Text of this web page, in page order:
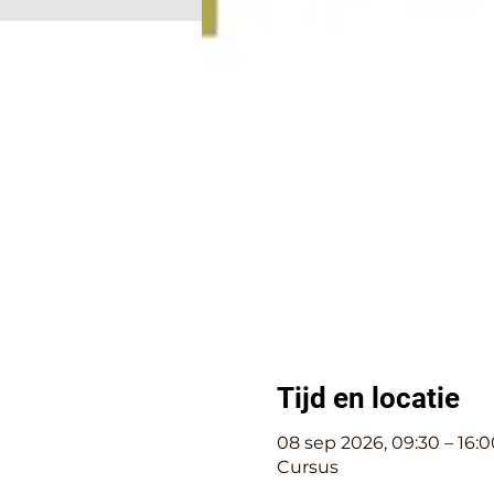
Tijd en locatie
08 sep 2026, 09:30 –
Cursus